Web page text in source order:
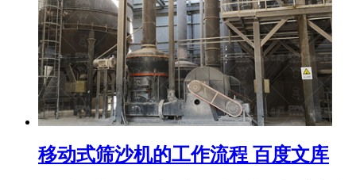
移动式筛沙机的工作流程 百度文库